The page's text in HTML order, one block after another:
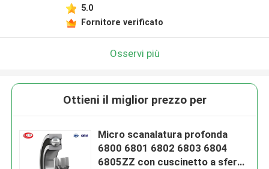
5.0
Fornitore verificato
Osservi più
Ottieni il miglior prezzo per
Micro scanalatura profonda
6800 6801 6802 6803 6804
6805ZZ con cuscinetto a sfera